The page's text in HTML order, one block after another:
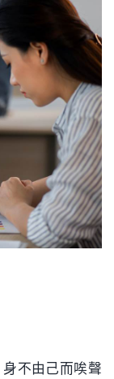
不由己而唉聲